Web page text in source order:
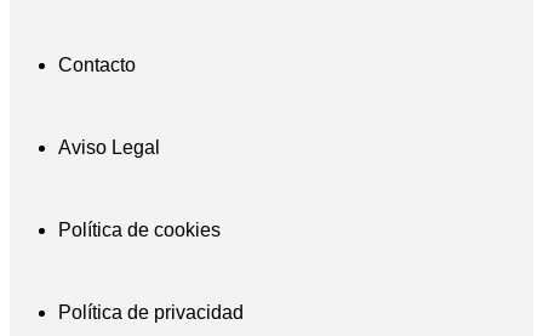
Contacto
Aviso Legal
Política de cookies
Política de privacidad